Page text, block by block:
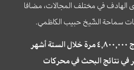
الهادف في مختلف المجالات، مضافا
سماحة الشّيخ حبيب الكاظمي.
تمّت زيارة موقع سراج ٤,٨٠٠,٠٠٠ مرة خلال الستة أشهر
في نتائج البحث في محركات